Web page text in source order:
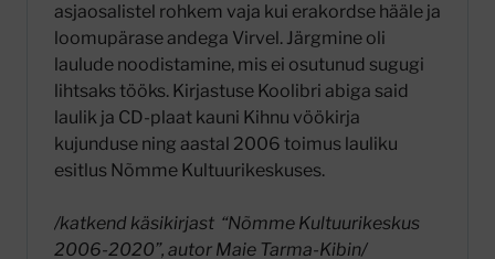
asjaosalistel rohkem vaja kui erakordse hääle ja
loomupärase andega Virvel. Järgmine oli
laulude noodistamine, mis ei osutunud sugugi
lihtsaks tööks. Kirjastuse Koolibri abiga said
laulik ja CD-plaat kauni Kihnu vöökirja
kujunduse ning aastal 2006 toimus lauliku
esitlus Nõmme Kultuurikeskuses.
/katkend käsikirjast “Nõmme Kultuurikeskus
2006-2020”, autor Maie Tarma-Kibin/